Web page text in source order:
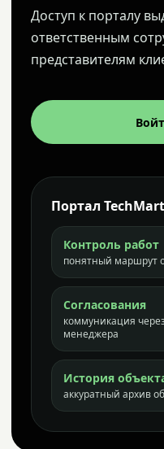
Доступ к порталу
ответственным
представителям
Портал TechMart
Контроль работ
понятный маршрут
Согласования
коммуникация
менеджера
История
аккуратный архив